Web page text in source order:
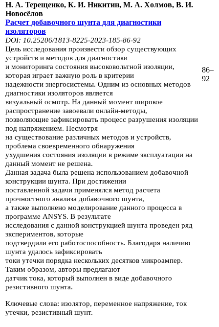
Н. А. Терещенко, К. И. Никитин, М. А. Холмов, В. И.
Новосёлов
Расчет добавочного шунта для диагностики
изоляторов
DOI: 10.25206/1813-8225-2023-185-86-92
Цель исследования произвести обзор существующих
устройств и методов для диагностики
и мониторинга состояния высоковольтной изоляции,
которая играет важную роль в критерии
надежности энергосистемы. Одним из основ­ных методов
диагностики изоляторов является
визуальный осмотр. На данный момент широкое
распространение завоевали онлайн-методы,
позволяющие зафиксировать процесс разрушения изоляции
под напряжением. Несмотря
на существование различных методов и устройств,
проблема своевременного обнаружения
ухудшения состояния изоляции в режиме эксплуатации на
дан­ный момент не решена.
Данная задача была решена использованием доба­вочной
конструкции шунта. При достижении
поставленной задачи применялся метод расчета
прочностного анализа добавочного шунта,
а также выполнено моделирование данного процесса в
программе ANSYS. В результате
иссле­дования с данной конструкцией шунта проведен ряд
экспериментов, которые
подтвердили его работоспособность. Благодаря наличию
шунта удалось за­фиксировать
токи утечки порядка нескольких десятков микроампер.
Таким образом, авторы предлагают
датчик тока, который выполнен в виде добавоч­ного
резистивного шунта.
Ключевые слова: изолятор, переменное напряжение, ток
утечки, резистивный шунт.
86–
92